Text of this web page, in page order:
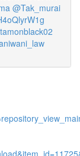
@Tak_murai